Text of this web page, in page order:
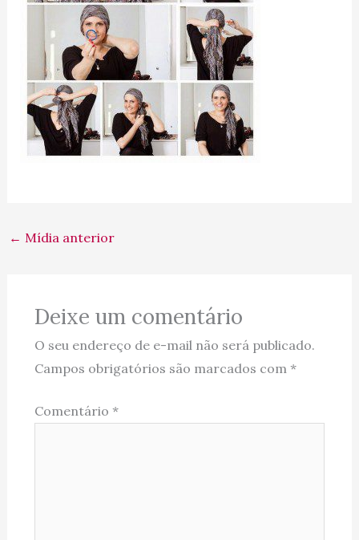
← Mídia anterior
Deixe um comentário
O seu endereço de e-mail não será publicado.
Campos obrigatórios são marcados com *
Comentário *